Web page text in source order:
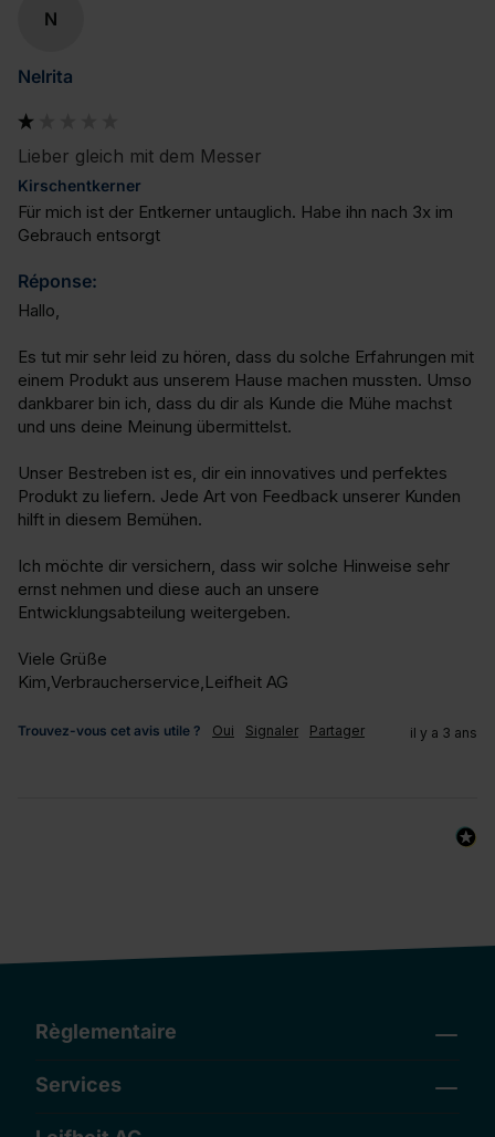
N
Nelrita
Lieber gleich mit dem Messer
Kirschentkerner
Für mich ist der Entkerner untauglich. Habe ihn nach 3x im
Gebrauch entsorgt
Réponse:
Hallo,
Es tut mir sehr leid zu hören, dass du solche Erfahrungen mit
einem Produkt aus unserem Hause machen mussten. Umso
dankbarer bin ich, dass du dir als Kunde die Mühe machst
und uns deine Meinung übermittelst.
Unser Bestreben ist es, dir ein innovatives und perfektes
Produkt zu liefern. Jede Art von Feedback unserer Kunden
hilft in diesem Bemühen.
Ich möchte dir versichern, dass wir solche Hinweise sehr
ernst nehmen und diese auch an unsere
Entwicklungsabteilung weitergeben.
Viele Grüße
Kim,Verbraucherservice,Leifheit AG
Trouvez-vous cet avis utile ? Oui Signaler Partager il y a 3 ans
Règlementaire
Services